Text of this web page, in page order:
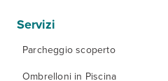
Servizi
Parcheggio scoperto
Ombrelloni in Piscina